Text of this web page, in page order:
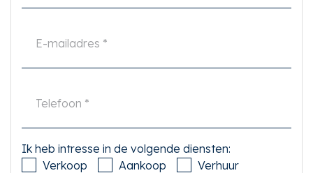
Ik heb intresse in de volgende diensten:
Verkoop
Aankoop
Verhuur